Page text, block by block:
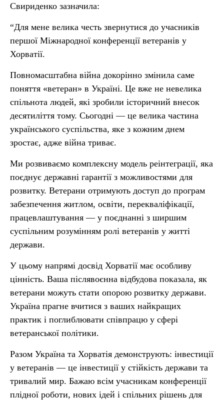
Свириденко зазначила:
“Для мене велика честь звернутися до учасників
першої Міжнародної конференції ветеранів у
Хорватії.
Повномасштабна війна докорінно змінила саме
поняття «ветеран» в Україні. Це вже не невелика
спільнота людей, які зробили історичний внесок
десятиліття тому. Сьогодні — це велика частина
українського суспільства, яке з кожним днем
зростає, адже війна триває.
Ми розвиваємо комплексну модель реінтеграції, яка
поєднує державні гарантії з можливостями для
розвитку. Ветерани отримують доступ до програм
забезпечення житлом, освіти, перекваліфікації,
працевлаштування — у поєднанні з ширшим
суспільним розумінням ролі ветеранів у житті
держави.
У цьому напрямі досвід Хорватії має особливу
цінність. Ваша післявоєнна відбудова показала, як
ветерани можуть стати опорою розвитку держави.
Україна прагне вчитися з ваших найкращих
практик і поглиблювати співпрацю у сфері
ветеранської політики.
Разом Україна та Хорватія демонструють: інвестиції
у ветеранів — це інвестиції у стійкість держави та
тривалий мир. Бажаю всім учасникам конференції
плідної роботи, нових ідей і спільних рішень для